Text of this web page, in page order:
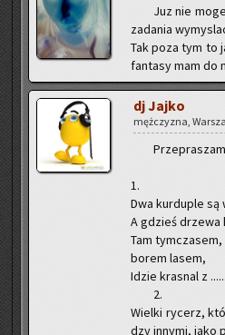
Juz nie
za­da­nia
Tak poza tym to
fan­ta­sy mam do
dj Jajko
męż­czy­zna,
1.
Dwa kur­du­ple są
A gdzieś drze­wa
Tam tym­cza­sem,
borem lasem,
Idzie kra­snal z
2.
Wiel­ki ry­cerz,
dzy in­ny­mi, jako